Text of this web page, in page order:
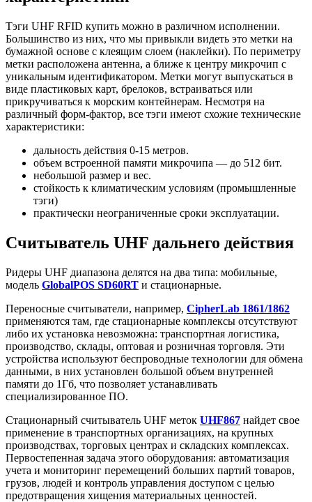
Тэги UHF RFID купить можно в различном исполнении.
Большинство из них, что мы привыкли видеть это метки на
бумажной основе с клеящим слоем (наклейки). По периметру
метки расположена антенна, а ближе к центру микрочип с
уникальным идентификатором. Метки могут выпускаться в
виде пластиковых карт, брелоков, встраиваться или
прикручиваться к морским контейнерам. Несмотря на
различный форм-фактор, все тэги имеют схожие технические
характеристики:
дальность действия 0-15 метров.
объем встроенной памяти микрочипа — до 512 бит.
небольшой размер и вес.
стойкость к климатическим условиям (промышленные
тэги)
практически неограниченные сроки эксплуатации.
Считыватель UHF дальнего действия
Ридеры UHF диапазона делятся на два типа: мобильные,
модель GlobalPOS SD60RT и стационарные.
Переносные считыватели, например, CipherLab 1861/1862
применяются там, где стационарные комплексы отсутствуют
либо их установка невозможна: транспортная логистика,
производство, склады, оптовая и розничная торговля. Эти
устройства используют беспроводные технологии для обмена
данными, в них установлен большой объем внутренней
памяти до 1Гб, что позволяет устанавливать
специализированное ПО.
Стационарный считыватель UHF меток UHF867 найдет свое
применение в транспортных организациях, на крупных
производствах, торговых центрах и складских комплексах.
Первостепенная задача этого оборудования: автоматизация
учета и мониторинг перемещений больших партий товаров,
грузов, людей и контроль управления доступом с целью
предотвращения хищения материальных ценностей.